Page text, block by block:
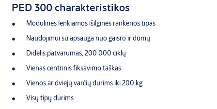
PED 300 charakteristikos
Modulinės lenkiamos išilginės rankenos tipas
Naudojimui su apsauga nuo gaisro ir dūmų
Didelis patvarumas, 200 000 ciklų
Vienas centrinis fiksavimo taškas
Vienos ar dviejų varčių durims iki 200 kg
Visų tipų durims